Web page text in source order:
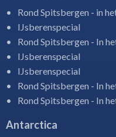
Rond Spitsbergen - in
IJsberenspecial
Rond Spitsbergen - In
IJsberenspecial
IJsberenspecial
Rond Spitsbergen - In
Rond Spitsbergen - In
Antarctica